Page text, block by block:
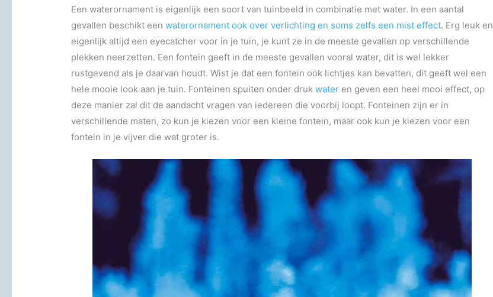
Een waterornament is eigenlijk een soort van tuinbeeld in combinatie met water. In een aantal
gevallen beschikt eenwaterornament ook over verlichting en soms zelfs een mist effect. Erg leuk en
eigenlijk altijd een eyecatcher voor in je tuin, je kunt ze in de meeste gevallen op verschillende
plekken neerzetten. Een fontein geeft in de meeste gevallen vooral water, dit is wel lekker
rustgevend als je daarvan houdt. Wist je dat een fontein ook lichtjes kan bevatten, dit geeft wel een
hele mooie look aan je tuin. Fonteinen spuiten onder drukwater en geven een heel mooi effect, op
deze manier zal dit de aandacht vragen van iedereen die voorbij loopt. Fonteinen zijn er in
verschillende maten, zo kun je kiezen voor een kleine fontein, maar ook kun je kiezen voor een
fontein in je vijver die wat groter is.